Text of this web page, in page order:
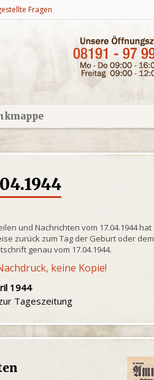
Fragen
und Nachrichten vom 17.04.1944 hat
zurück zum Tag der Geburt oder dem
genau vom 17.04.1944.
keine Kopie!
1944
Tageszeitung